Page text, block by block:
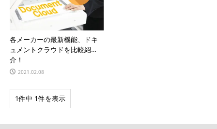
各メーカーの最新機能、ドキ
ュメントクラウドを比較紹
介！
2021.02.08
1件中 1件を表示